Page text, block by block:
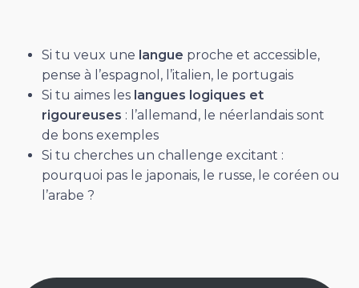
Si tu veux une langue proche et accessible,
pense à l’espagnol, l’italien, le portugais
Si tu aimes les langues logiques et
rigoureuses : l’allemand, le néerlandais sont
de bons exemples
Si tu cherches un challenge excitant :
pourquoi pas le japonais, le russe, le coréen ou
l’arabe ?